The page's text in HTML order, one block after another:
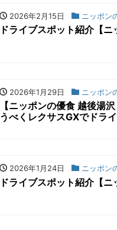
2026年2月15日 ニッポン
ドライブスポット紹介【ニ
2026年1月29日 ニッポン
【ニッポンの優食 越後湯
うべくレクサスGXでドラ
2026年1月24日 ニッポン
ドライブスポット紹介【ニ